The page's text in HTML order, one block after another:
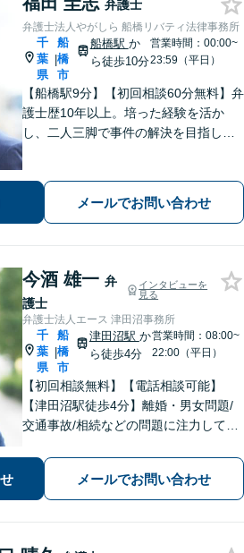
弁護士
弁護士法人やがしら 船橋リバティ法律事務所
千
葉
県
|
船
橋
市
船橋駅 か
ら徒歩10分
営業時間：00:00~
23:59（平日）
【船橋駅9分】【初回相談60分無料】弁
護士歴10年以上。培った経験を活か
し、二人三脚で事件の解決を目指しま
解決を【相続問題】長期案件も忍耐強
く共に戦います【夜間相談可】
メールでお問い合わせ
今酒 雄一 弁
護士
インタビューを
見る
弁護士法人エース 津田沼事務所
千
葉
県
|
船
橋
市
津田沼駅 か
ら徒歩4分
営業時間：08:00~
22:00（平日）
【初回相談無料】【電話相談可能】
【津田沼駅徒歩4分】離婚・男女問題/
交通事故/相続などの問題に注力してい
メールでお問い合わせ